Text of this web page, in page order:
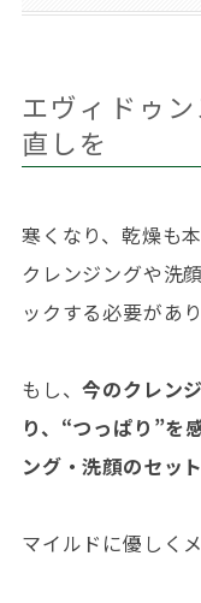
エヴィドゥ
直しを
寒くなり、乾燥も
クレンジングや洗
ックする必要があり
もし、今のクレン
り、“つっぱり”を
ング・洗顔のセッ
マイルドに優しく